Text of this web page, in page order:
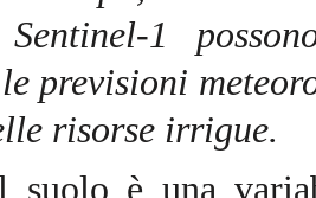
1
previsioni
risorse irrigue.
suolo è una